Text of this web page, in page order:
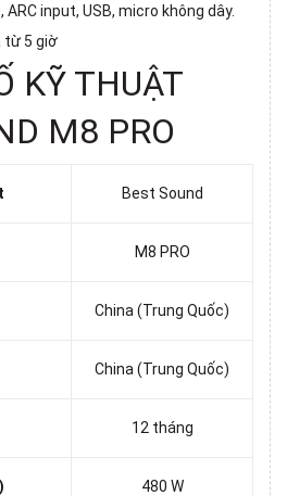
input, USB, micro không dây.
từ 5 giờ
KỸ THUẬT
M8 PRO
Best Sound
M8 PRO
China (Trung Quốc)
China (Trung Quốc)
12 tháng
480 W